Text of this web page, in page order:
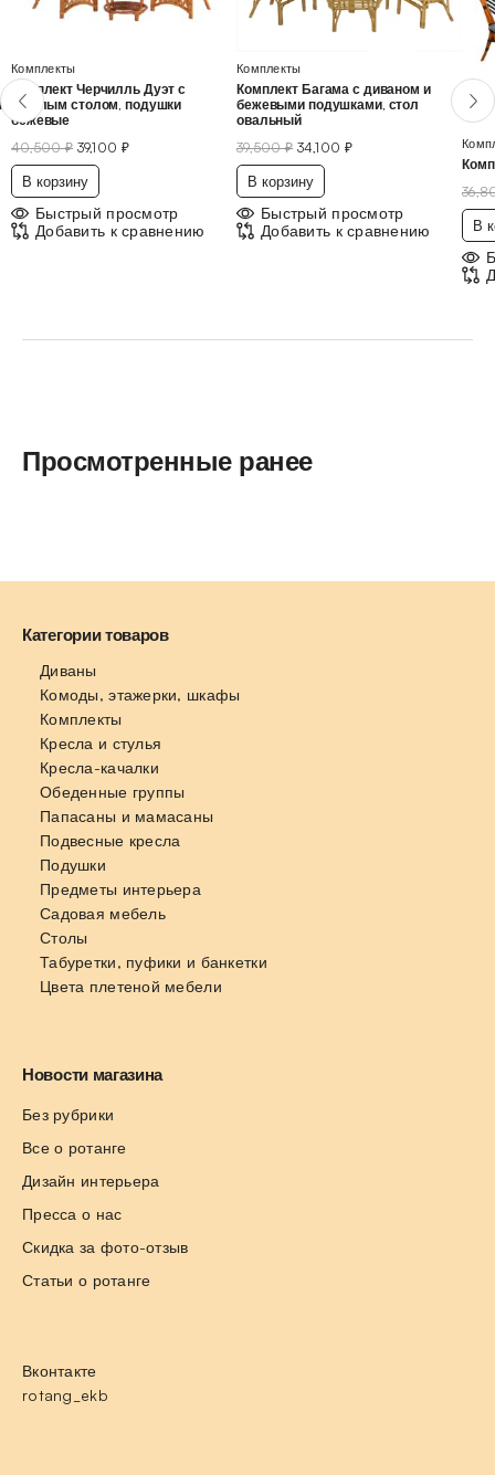
Комплекты
Комплект Черчилль Дуэт с
круглым столом, подушки
бежевые
40,500₽ 39,100 ₽
В корзину
Быстрый просмотр
Добавить к сравнению
Комплекты
Комплект Багама с диваном и
бежевыми подушками, стол
овальный
39,500₽ 34,100 ₽
В корзину
Быстрый просмотр
Добавить к сравнению
В
Просмотренные ранее
Категории товаров
Диваны
Комоды, этажерки, шкафы
Комплекты
Кресла и стулья
Кресла-качалки
Обеденные группы
Папасаны и мамасаны
Подвесные кресла
Подушки
Предметы интерьера
Садовая мебель
Столы
Табуретки, пуфики и банкетки
Цвета плетеной мебели
Новости магазина
Без рубрики
Все о ротанге
Дизайн интерьера
Пресса о нас
Скидка за фото-отзыв
Статьи о ротанге
Вконтакте
rotang_ekb